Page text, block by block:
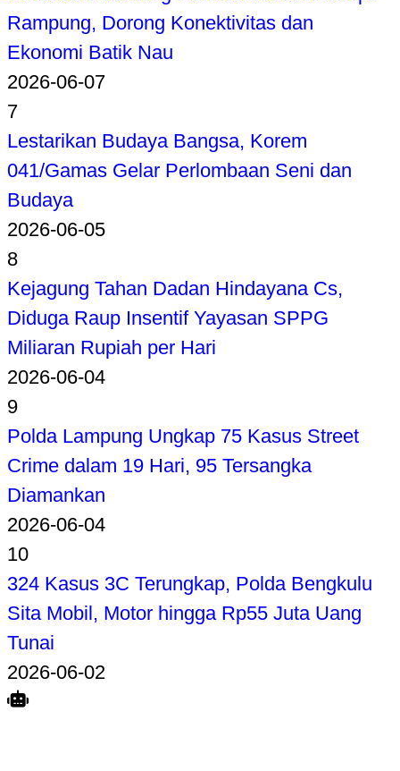
Rampung, Dorong Konektivitas dan
Ekonomi Batik Nau
2026-06-07
7
Lestarikan Budaya Bangsa, Korem
041/Gamas Gelar Perlombaan Seni dan
Budaya
2026-06-05
8
Kejagung Tahan Dadan Hindayana Cs,
Diduga Raup Insentif Yayasan SPPG
Miliaran Rupiah per Hari
2026-06-04
9
Polda Lampung Ungkap 75 Kasus Street
Crime dalam 19 Hari, 95 Tersangka
Diamankan
2026-06-04
10
324 Kasus 3C Terungkap, Polda Bengkulu
Sita Mobil, Motor hingga Rp55 Juta Uang
Tunai
2026-06-02